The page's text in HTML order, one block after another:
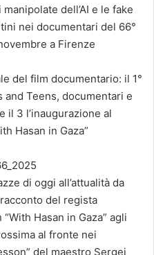
dell’AI e le fake
nei documentari del 66°
a Firenze
del film documentario: il 1°
Teens, documentari e
il 3 l’inaugurazione al
Hasan in Gaza”
di oggi all’attualità da
del regista
Hasan in Gaza” agli
al fronte nei
del maestro Sergei